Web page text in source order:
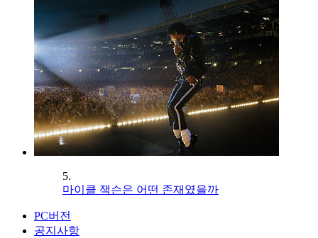
5.
마이클 잭슨은 어떤 존재였을까
PC버전
공지사항